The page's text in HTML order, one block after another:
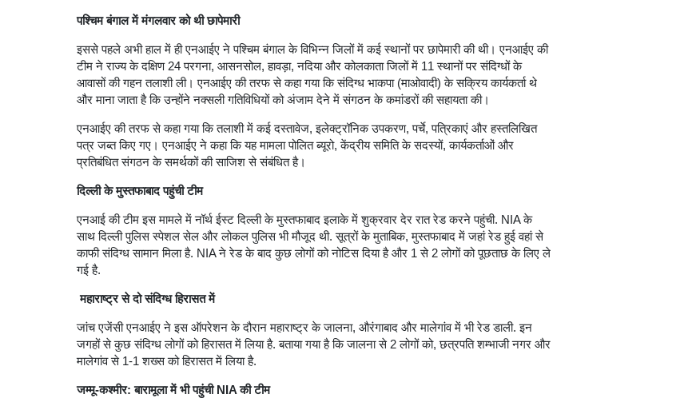
पश्चिम बंगाल में मंगलवार को थी छापेमारी
इससे पहले अभी हाल में ही एनआईए ने पश्चिम बंगाल के विभिन्न जिलों में कई स्थानों पर छापेमारी की थी। एनआईए की
टीम ने राज्य के दक्षिण 24 परगना, आसनसोल, हावड़ा, नदिया और कोलकाता जिलों में 11 स्थानों पर संदिग्धों के
आवासों की गहन तलाशी ली। एनआईए की तरफ से कहा गया कि संदिग्ध भाकपा (माओवादी) के सक्रिय कार्यकर्ता थे
और माना जाता है कि उन्होंने नक्सली गतिविधियों को अंजाम देने में संगठन के कमांडरों की सहायता की।
एनआईए की तरफ से कहा गया कि तलाशी में कई दस्तावेज, इलेक्ट्रॉनिक उपकरण, पर्चे, पत्रिकाएं और हस्तलिखित
पत्र जब्त किए गए। एनआईए ने कहा कि यह मामला पोलित ब्यूरो, केंद्रीय समिति के सदस्यों, कार्यकर्ताओं और
प्रतिबंधित संगठन के समर्थकों की साजिश से संबंधित है।
दिल्ली के मुस्तफाबाद पहुंची टीम
एनआई की टीम इस मामले में नॉर्थ ईस्ट दिल्ली के मुस्तफाबाद इलाके में शुक्रवार देर रात रेड करने पहुंची. NIA के
साथ दिल्ली पुलिस स्पेशल सेल और लोकल पुलिस भी मौजूद थी. सूत्रों के मुताबिक, मुस्तफाबाद में जहां रेड हुई वहां से
काफी संदिग्ध सामान मिला है. NIA ने रेड के बाद कुछ लोगों को नोटिस दिया है और 1 से 2 लोगों को पूछताछ के लिए ले
गई है.
महाराष्ट्र से दो संदिग्ध हिरासत में
जांच एजेंसी एनआईए ने इस ऑपरेशन के दौरान महाराष्ट्र के जालना, औरंगाबाद और मालेगांव में भी रेड डाली. इन
जगहों से कुछ संदिग्ध लोगों को हिरासत में लिया है. बताया गया है कि जालना से 2 लोगों को, छत्रपति शम्भाजी नगर और
मालेगांव से 1-1 शख्स को हिरासत में लिया है.
जम्मू-कश्मीर: बारामूला में भी पहुंची NIA की टीम